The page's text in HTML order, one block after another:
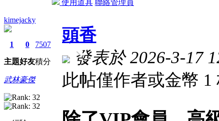
使用道具 聯絡管理員
kimejacky
1
主題
0
好友
7507
積分
武林豪傑
頭香
發表於 2026-3-17
此帖僅作者或金幣